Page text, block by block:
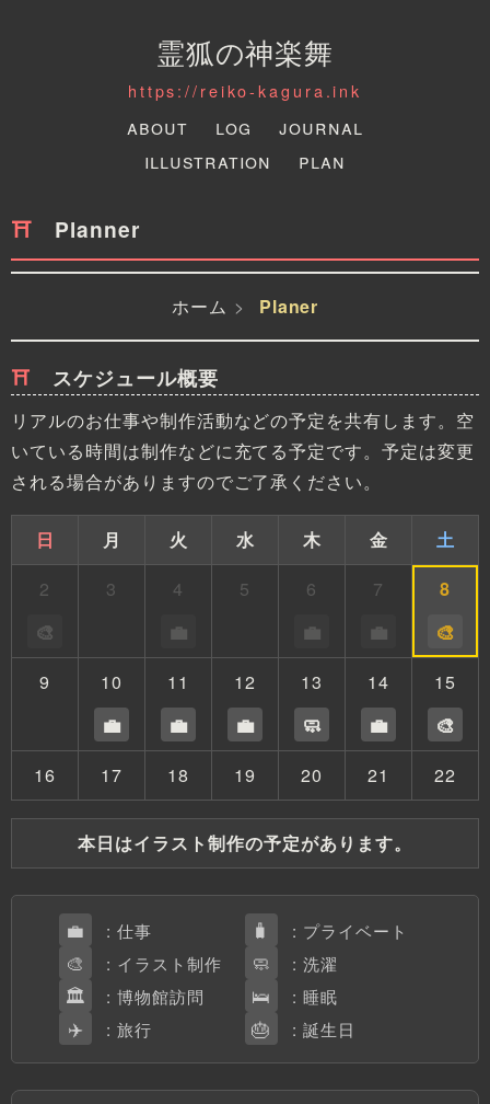
霊狐の神楽舞
https://reiko-kagura.ink
About Log
Journal
Illustration
Plan
Planner
ホーム Planer
スケジュール概要
リアルのお仕事や制作活動などの予定を共有します。空
いている時間は制作などに充てる予定です。予定は変更
される場合がありますのでご了承ください。
日 月 火 水 木 金
土
2
🎨
3 4
💼
5 6
💼
7
💼
8
🎨
9 10
💼
11
💼
12
💼
13
🧼
14
💼
15
🎨
16 17 18 19 20 21 22
本日はイラスト制作の予定があります。
💼 : 仕事 🧳 : プライベート
🎨 : イラスト制作 🧼 : 洗濯
🏛️ : 博物館訪問 🛌 : 睡眠
✈️ : 旅行 🎂 : 誕生日